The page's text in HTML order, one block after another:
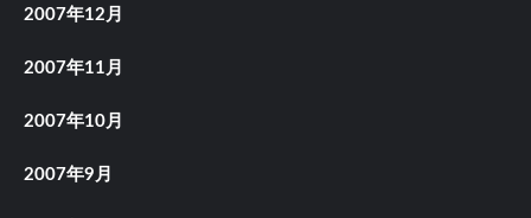
2007年12月
2007年11月
2007年10月
2007年9月